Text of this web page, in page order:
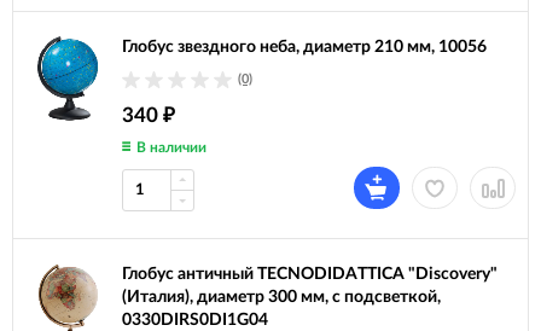
Глобус звездного неба, диаметр 210 мм, 10056
(0)
340 ₽
В наличии
Глобус античный TECNODIDATTICA "Discovery"
(Италия), диаметр 300 мм, с подсветкой,
0330DIRS0DI1G04